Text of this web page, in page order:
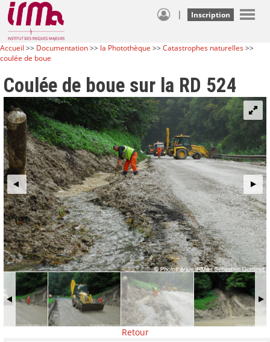
| Inscription
Accueil >> Documentation>> la Photothèque >>Catastrophes naturelles>>
coulée de boue
Coulée de boue sur la RD 524
Retour